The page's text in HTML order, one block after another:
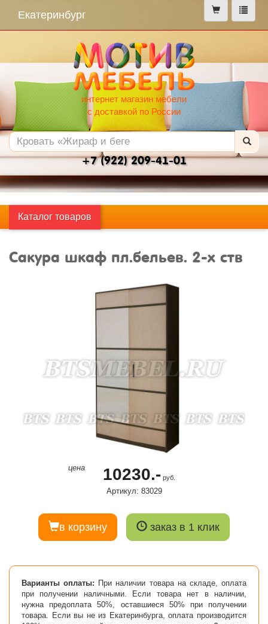
меню
Екатеринбург
интернет магазин мебели
с доставкой по России
+7 (922) 209-41-01
Каталог товаров
Сакура шкаф пл.бельев. 2-х ств
цена 10230.-руб.
Артикул: 83029
в корзину заказ в 1 клик
Варианты оплаты: При наличии товара на складе, оплата
при получении наличными. Если товара нет в наличии,
нужна предоплата 50%, оставшиеся 50% при получении
товара. Если вы не из Екатеринбурга, оплата производится